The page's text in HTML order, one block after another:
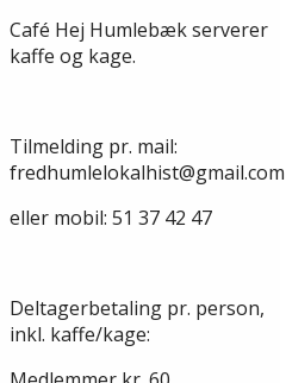
Café Hej Humlebæk serverer
kaffe og kage.
Tilmelding pr. mail:
fredhumlelokalhist@gmail.com
eller mobil: 51 37 42 47
Deltagerbetaling pr. person,
inkl. kaffe/kage: